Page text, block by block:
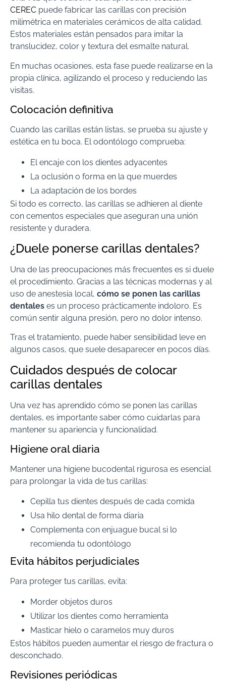
CEREC puede fabricar las carillas con precisión
milimétrica en materiales cerámicos de alta calidad.
Estos materiales están pensados para imitar la
translucidez, color y textura del esmalte natural.
En muchas ocasiones, esta fase puede realizarse en la
propia clínica, agilizando el proceso y reduciendo las
visitas.
Colocación definitiva
Cuando las carillas están listas, se prueba su ajuste y
estética en tu boca. El odontólogo comprueba:
El encaje con los dientes adyacentes
La oclusión o forma en la que muerdes
La adaptación de los bordes
Si todo es correcto, las carillas se adhieren al diente
con cementos especiales que aseguran una unión
resistente y duradera.
¿Duele ponerse carillas dentales?
Una de las preocupaciones más frecuentes es si duele
el procedimiento. Gracias a las técnicas modernas y al
uso de anestesia local, cómo se ponen las carillas
dentales es un proceso prácticamente indoloro. Es
común sentir alguna presión, pero no dolor intenso.
Tras el tratamiento, puede haber sensibilidad leve en
algunos casos, que suele desaparecer en pocos días.
Cuidados después de colocar
carillas dentales
Una vez has aprendido cómo se ponen las carillas
dentales, es importante saber cómo cuidarlas para
mantener su apariencia y funcionalidad.
Higiene oral diaria
Mantener una higiene bucodental rigurosa es esencial
para prolongar la vida de tus carillas:
Cepilla tus dientes después de cada comida
Usa hilo dental de forma diaria
Complementa con enjuague bucal si lo
recomienda tu odontólogo
Evita hábitos perjudiciales
Para proteger tus carillas, evita:
Morder objetos duros
Utilizar los dientes como herramienta
Masticar hielo o caramelos muy duros
Estos hábitos pueden aumentar el riesgo de fractura o
desconchado.
Revisiones periódicas